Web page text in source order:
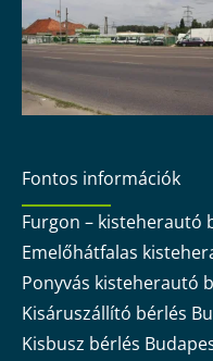
Fontos információk
Furgon – kisteherautó
Emelőhátfalas
Ponyvás kisteherautó
Kisáruszállító bérlés
Kisbusz bérlés